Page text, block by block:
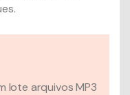
lote arquivos MP3